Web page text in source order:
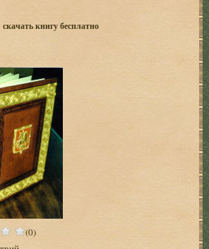
скачать книгу бесплатно
(0)